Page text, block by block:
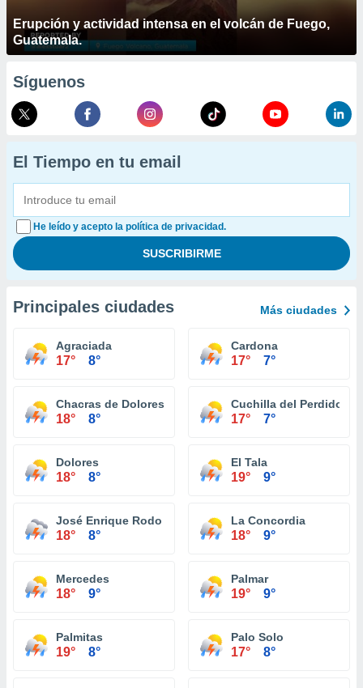
Erupción y actividad intensa en el volcán de Fuego,
Guatemala.
Síguenos
El Tiempo en tu email
He leído y acepto la política de privacidad.
Principales ciudades Más ciudades
Agraciada
17° 8°
Cardona
17° 7°
Chacras de Dolores
18° 8°
Cuchilla del Perdido
17° 7°
Dolores
18° 8°
El Tala
19° 9°
José Enrique Rodo
18° 8°
La Concordia
18° 9°
Mercedes
18° 9°
Palmar
19° 9°
Palmitas
19° 8°
Palo Solo
17° 8°